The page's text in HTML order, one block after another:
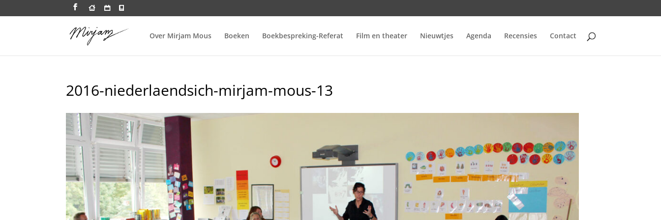
Over Mirjam Mous Boeken Boekbespreking-Referat Film en theater Nieuwtjes Agenda Recensies Contact
2016-niederlaendsich-mirjam-mous-13